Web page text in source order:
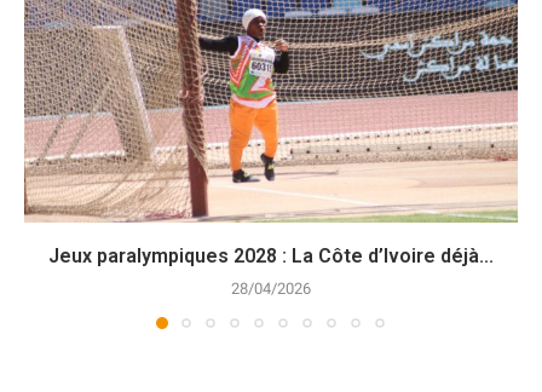
Jeux paralympiques 2028 : La Côte d’Ivoire déjà...
28/04/2026